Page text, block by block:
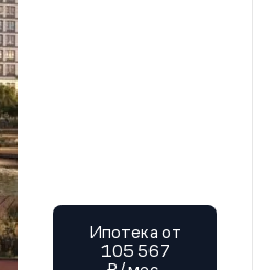
Ипотека от
105 567